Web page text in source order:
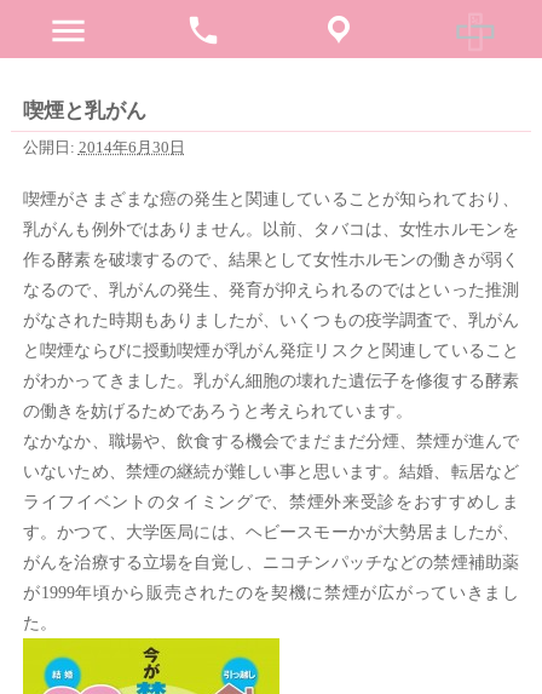
menu phone
喫煙と乳がん
公開日: 2014年6月30日
喫煙がさまざまな癌の発生と関連していることが知られており、
乳がんも例外ではありません。以前、タバコは、女性ホルモンを
作る酵素を破壊するので、結果として女性ホルモンの働きが弱く
なるので、乳がんの発生、発育が抑えられるのではといった推測
がなされた時期もありましたが、いくつもの疫学調査で、乳がん
と喫煙ならびに授動喫煙が乳がん発症リスクと関連していること
がわかってきました。乳がん細胞の壊れた遺伝子を修復する酵素
の働きを妨げるためであろうと考えられています。
なかなか、職場や、飲食する機会でまだまだ分煙、禁煙が進んで
いないため、禁煙の継続が難しい事と思います。結婚、転居など
ライフイベントのタイミングで、禁煙外来受診をおすすめしま
す。かつて、大学医局には、ヘビースモーかが大勢居ましたが、
がんを治療する立場を自覚し、ニコチンパッチなどの禁煙補助薬
が1999年頃から販売されたのを契機に禁煙が広がっていきまし
た。